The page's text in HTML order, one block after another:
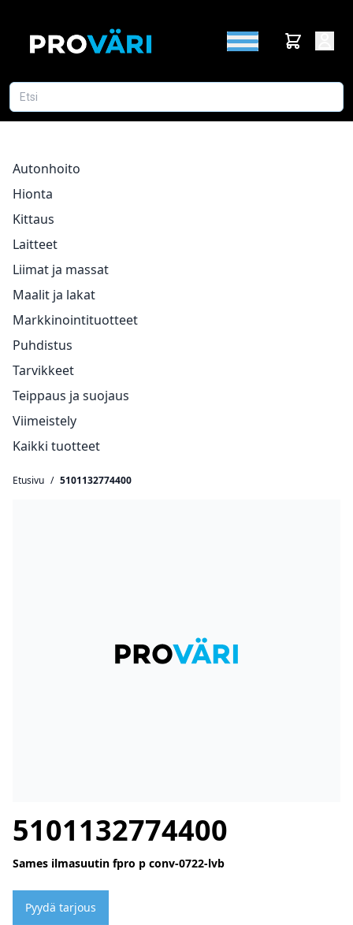
Autonhoito
Hionta
Kittaus
Laitteet
Liimat ja massat
Maalit ja lakat
Markkinointituotteet
Puhdistus
Tarvikkeet
Teippaus ja suojaus
Viimeistely
Kaikki tuotteet
Etusivu / 5101132774400
5101132774400
Sames ilmasuutin fpro p conv-0722-lvb
Pyydä tarjous